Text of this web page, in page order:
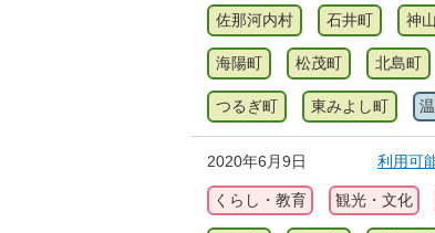
佐那河内村 石井町 神
海陽町 松茂町 北島町
つるぎ町 東みよし町
2020年6月9日 利用可
くらし・教育 観光・文化